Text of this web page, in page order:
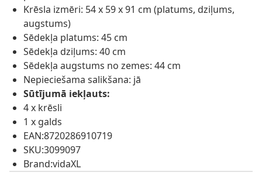
Krēsla izmēri: 54 x 59 x 91 cm (platums, dziļums,
augstums)
Sēdekļa platums: 45 cm
Sēdekļa dziļums: 40 cm
Sēdekļa augstums no zemes: 44 cm
Nepieciešama salikšana: jā
Sūtījumā iekļauts:
4 x krēsli
1 x galds
EAN:8720286910719
SKU:3099097
Brand:vidaXL